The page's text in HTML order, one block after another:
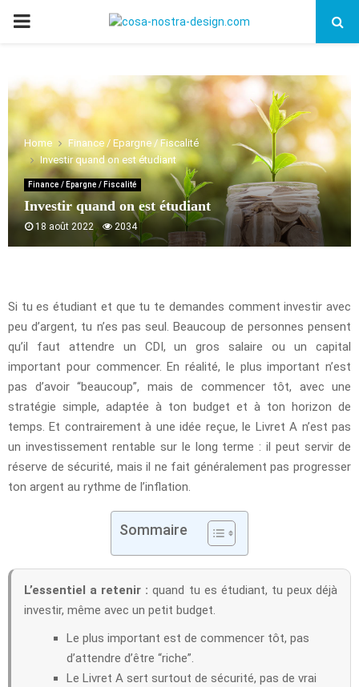
PRIMARY
Home
Finance / Epargne / Fiscalité
Investir quand on est étudiant
Finance / Epargne / Fiscalité
Investir quand on est étudiant
18 août 2022 2034
Si tu es étudiant et que tu te demandes comment investir avec
peu d’argent, tu n’es pas seul. Beaucoup de personnes pensent
qu’il faut attendre un CDI, un gros salaire ou un capital
important pour commencer. En réalité, le plus important n’est
pas d’avoir “beaucoup”, mais de commencer tôt, avec une
stratégie simple, adaptée à ton budget et à ton horizon de
temps. Et contrairement à une idée reçue, le Livret A n’est pas
un investissement rentable sur le long terme : il peut servir de
réserve de sécurité, mais il ne fait généralement pas progresser
ton argent au rythme de l’inflation.
Sommaire
L’essentiel a retenir : quand tu es étudiant, tu peux déjà
investir, même avec un petit budget.
Le plus important est de commencer tôt, pas
d’attendre d’être “riche”.
Le Livret A sert surtout de sécurité, pas de vrai